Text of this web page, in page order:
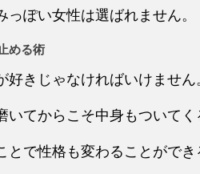
ぽい女性は選ばれません。
める術
きじゃなければいけません
いてからこそ中身もついてく
とで性格も変わることができ